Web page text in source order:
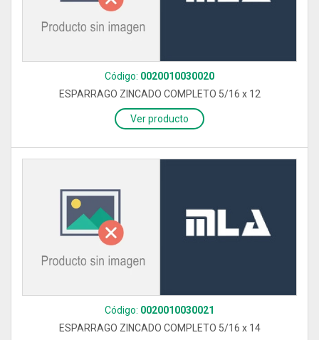
Código: 0020010030020
ESPARRAGO ZINCADO COMPLETO 5/16 x 12
Ver producto
Código: 0020010030021
ESPARRAGO ZINCADO COMPLETO 5/16 x 14